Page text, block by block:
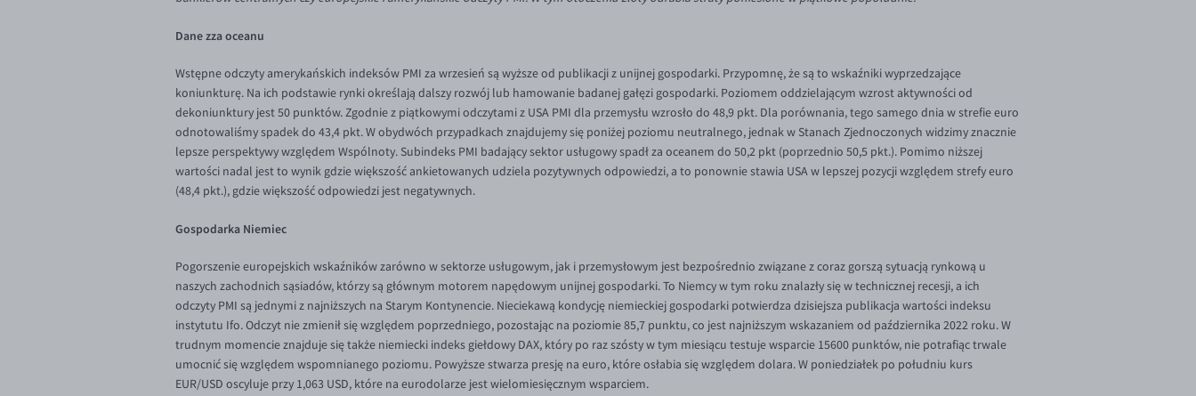
Dane zza oceanu
Wstępne odczyty amerykańskich indeksów PMI za wrzesień są wyższe od publikacji z unijnej gospodarki. Przypomnę, że są to wskaźniki wyprzedzające
koniunkturę. Na ich podstawie rynki określają dalszy rozwój lub hamowanie badanej gałęzi gospodarki. Poziomem oddzielającym wzrost aktywności od
dekoniunktury jest 50 punktów. Zgodnie z piątkowymi odczytami z USA PMI dla przemysłu wzrosło do 48,9 pkt. Dla porównania, tego samego dnia w strefie euro
odnotowaliśmy spadek do 43,4 pkt. W obydwóch przypadkach znajdujemy się poniżej poziomu neutralnego, jednak w Stanach Zjednoczonych widzimy znacznie
lepsze perspektywy względem Wspólnoty. Subindeks PMI badający sektor usługowy spadł za oceanem do 50,2 pkt (poprzednio 50,5 pkt.). Pomimo niższej
wartości nadal jest to wynik gdzie większość ankietowanych udziela pozytywnych odpowiedzi, a to ponownie stawia USA w lepszej pozycji względem strefy euro
(48,4 pkt.), gdzie większość odpowiedzi jest negatywnych.
Gospodarka Niemiec
Pogorszenie europejskich wskaźników zarówno w sektorze usługowym, jak i przemysłowym jest bezpośrednio związane z coraz gorszą sytuacją rynkową u
naszych zachodnich sąsiadów, którzy są głównym motorem napędowym unijnej gospodarki. To Niemcy w tym roku znalazły się w technicznej recesji, a ich
odczyty PMI są jednymi z najniższych na Starym Kontynencie. Nieciekawą kondycję niemieckiej gospodarki potwierdza dzisiejsza publikacja wartości indeksu
instytutu Ifo. Odczyt nie zmienił się względem poprzedniego, pozostając na poziomie 85,7 punktu, co jest najniższym wskazaniem od października 2022 roku. W
trudnym momencie znajduje się także niemiecki indeks giełdowy DAX, który po raz szósty w tym miesiącu testuje wsparcie 15600 punktów, nie potrafiąc trwale
umocnić się względem wspomnianego poziomu. Powyższe stwarza presję na euro, które osłabia się względem dolara. W poniedziałek po południu kurs
EUR/USD oscyluje przy 1,063 USD, które na eurodolarze jest wielomiesięcznym wsparciem.